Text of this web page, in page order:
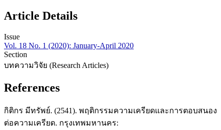
Article Details
Issue
Vol. 18 No. 1 (2020): January-April 2020
Section
บทความวิจัย (Research Articles)
References
กิติกร มีทรัพย์. (2541). พฤติกรรมความเครียดและการตอบสนอง
ต่อความเครียด. กรุงเทพมหานคร: